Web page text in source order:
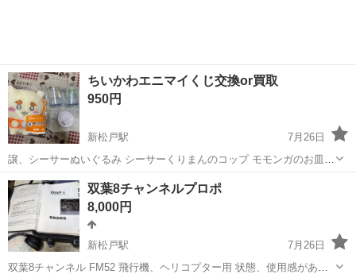
ちいかわエニマイくじ交換or買取
950円
新松戸駅
7月26日
譲、シーサーぬいぐるみ シーサーくりまんのコップ モモンガのお皿
求、ハチワレ、うさぎ、カニぬいぐるみ 風鈴なんでも 他もハチワレや
うさぎ、ちいかわでしたら(^^) 定価買取も可能です、ご相談くださ
い。
千葉 松戸市 新松戸駅 おもちゃ
双葉8チャンネルプロポ
8,000円
新松戸駅
7月26日
双葉8チャンネル FM52 飛行機、ヘリコプター用 状態、使用感があり